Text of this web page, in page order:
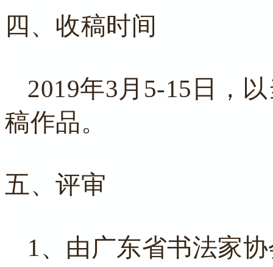
四、收稿时间
2019年3月5-15日，
稿作品。
五、评审
1、由广东省书法家